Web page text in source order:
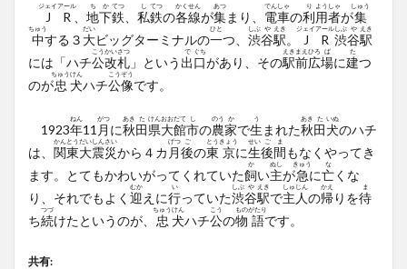
J
ジェイ
R
アール
地
ち
下
か
鉄
てつ
私
し
鉄
てつ
の各
かく
線
せん
が集
あつ
まり、 電
でん
車
しゃ
の利
り
用
よう
者
しゃ
が集
しゅう
中
ちゅう
する３ 大
だい
ビッグターミナルの一
ひと
つ、 渋
しぶ
谷
や
駅
えき
。 J
ジェイ
R
アール
渋
しぶ
谷
や
駅
えき
には「ハチ公
こう
改
かい
札
さつ
」という 出
で
口
ぐち
があり、その駅
えき
前
まえ
広
ひろ
場
ば
に建
た
つ
のが忠
ちゅう
犬
けん
ハチ公
こう
像
ぞう
です。
1923年
ねん
11 月
がつ
に秋
あき
田
た
県
けん
大
おお
館
だて
市
し
の農
のう
家
か
で生
う
まれた秋
あき
田
た
犬
いぬ
のハチ
は、 関
かん
東
とう
大
だい
震
しん
災
さい
から４カ 月
げつ
後
ご
の東
とう
京
きょう
に生
せい
後
ご
間
ま
もなくやってき
ます。とてもかわいがってくれていた飼
か
い主
ぬし
が急
きゅう
に亡
な
くな
り、それでもよく 迎
むか
えに行
い
っていた渋
しぶ
谷
や
駅
えき
で主
しゅ
人
じん
の帰
かえ
りを待
ま
ち続
つづ
けたというのが、 忠
ちゅう
犬
けん
ハチ公
こう
の物
もの
語
がたり
です。
共有: